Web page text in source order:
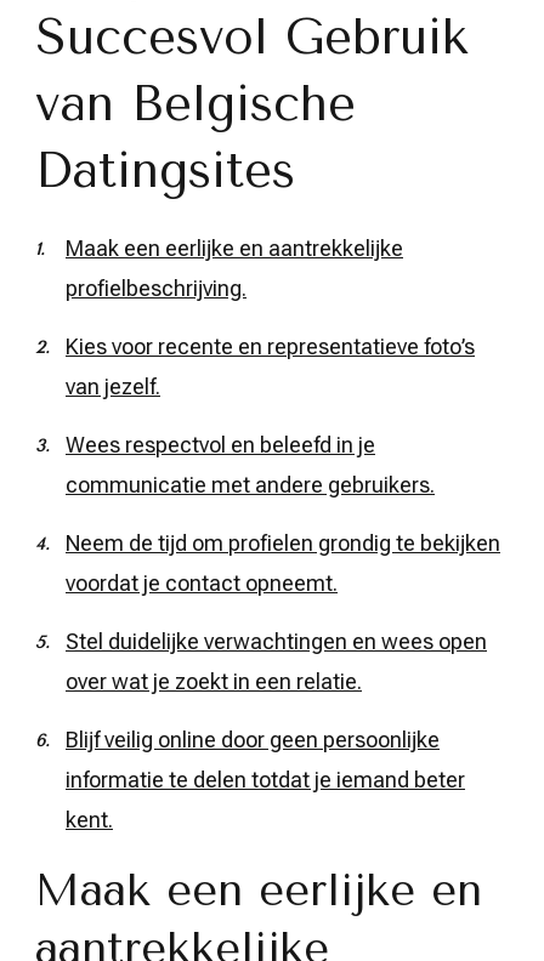
Succesvol Gebruik
van Belgische
Datingsites
Maak een eerlijke en aantrekkelijke
profielbeschrijving.
Kies voor recente en representatieve foto’s
van jezelf.
Wees respectvol en beleefd in je
communicatie met andere gebruikers.
Neem de tijd om profielen grondig te bekijken
voordat je contact opneemt.
Stel duidelijke verwachtingen en wees open
over wat je zoekt in een relatie.
Blijf veilig online door geen persoonlijke
informatie te delen totdat je iemand beter
kent.
Maak een eerlijke en
aantrekkelijke